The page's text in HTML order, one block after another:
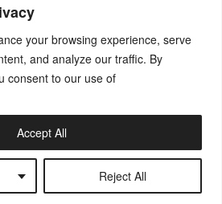
your browsing experience, serve
and analyze our traffic. By
consent to our use of
Reject All
Accept All
GmbH, Albstraße 13, D-73765